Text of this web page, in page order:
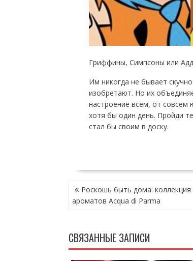
Гриффины, Симпсоны или
Им никогда не бывает
изобретают. Но их
настроение всем, от совсем
хотя бы один день. Пройди
стал бы своим в доску.
НАВИГАЦИЯ
ПО
ЗАПИСЯМ
Роскошь быть дома: коллекция
ароматов Acqua di Parma
СВЯЗАННЫЕ ЗАПИСИ